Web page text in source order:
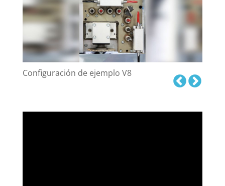
Configuración de ejemplo V8